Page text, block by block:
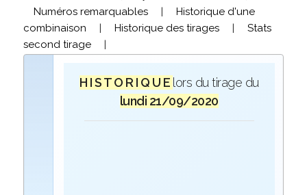
Numéros remarquables
|
Historique d'une
combinaison
| Historique des tirages |
Stats
second tirage
|
H I S T O R I Q U E lors du tirage du
lundi 21/09/2020